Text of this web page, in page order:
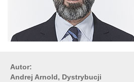
Autor:
Andrej Arnold, Dystrybucji